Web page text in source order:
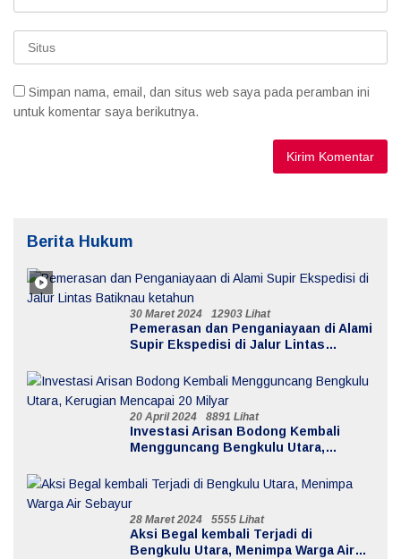
Simpan nama, email, dan situs web saya pada peramban ini
untuk komentar saya berikutnya.
Berita Hukum
30 Maret 2024 12903 Lihat
Pemerasan dan Penganiayaan di Alami
Supir Ekspedisi di Jalur Lintas
20 April 2024 8891 Lihat
Investasi Arisan Bodong Kembali
Mengguncang Bengkulu Utara,
28 Maret 2024 5555 Lihat
Aksi Begal kembali Terjadi di
Bengkulu Utara, Menimpa Warga Air